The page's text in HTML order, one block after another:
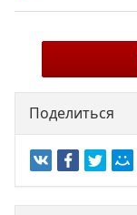
Поделиться